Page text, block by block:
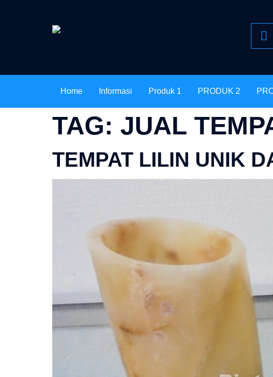
Home Informasi Produk 1 PRODUK 2
TAG: JUAL
TEMPAT LILIN UNIK